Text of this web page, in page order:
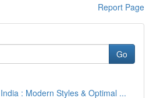
Report Page
Go
: Modern Styles & Optimal ...